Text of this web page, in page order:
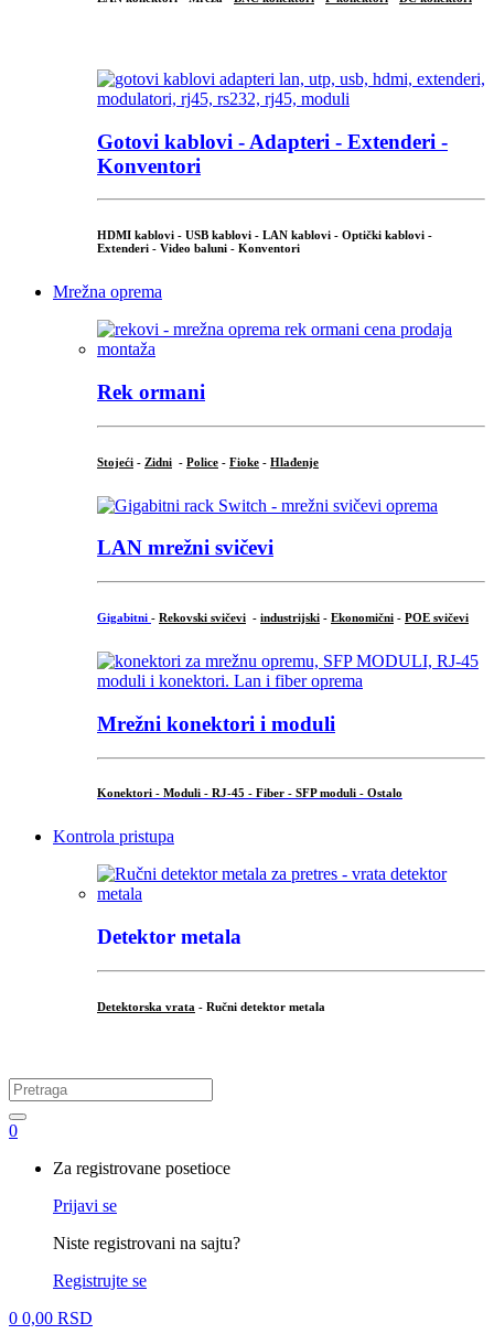
Gotovi kablovi - Adapteri - Extenderi -
Konventori
HDMI kablovi - USB kablovi - LAN kablovi - Optički kablovi -
Extenderi - Video baluni - Konventori
Mrežna oprema
Rek ormani
Stojeći - Zidni - Police - Fioke - Hlađenje
LAN mrežni svičevi
Gigabitni - Rekovski svičevi - industrijski - Ekonomični - POE svičevi
Mrežni konektori i moduli
Konektori - Moduli - RJ-45 - Fiber - SFP moduli - Ostalo
Kontrola pristupa
Detektor metala
Detektorska vrata - Ručni detektor metala
Search
for:
0
Za registrovane posetioce
Prijavi se
Niste registrovani na sajtu?
Registrujte se
0 0,00 RSD